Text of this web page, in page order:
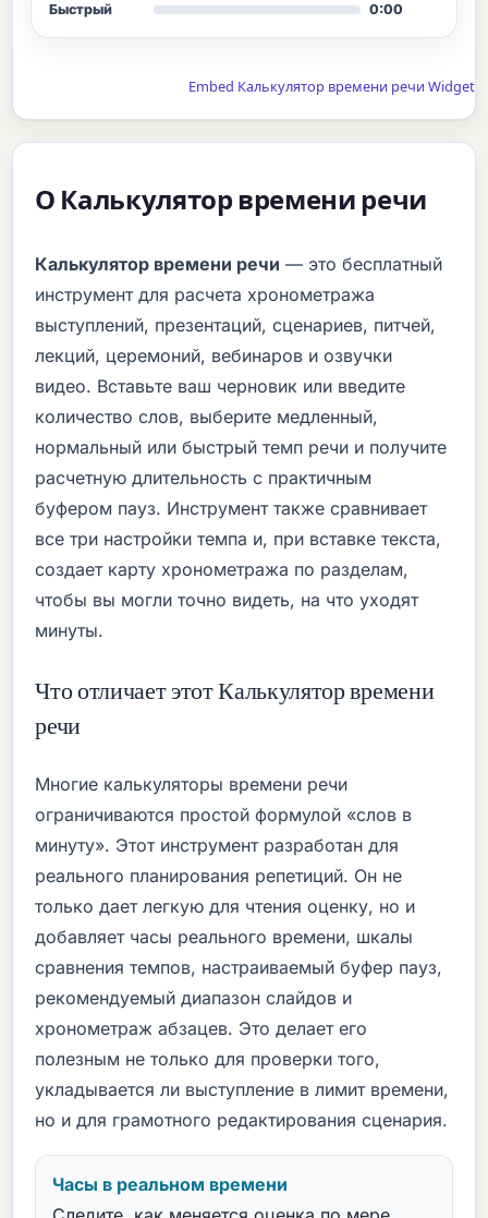
Быстрый
0:00
Embed Калькулятор времени речи Widget
О Калькулятор времени речи
Калькулятор времени речи — это бесплатный
инструмент для расчета хронометража
выступлений, презентаций, сценариев, питчей,
лекций, церемоний, вебинаров и озвучки
видео. Вставьте ваш черновик или введите
количество слов, выберите медленный,
нормальный или быстрый темп речи и получите
расчетную длительность с практичным
буфером пауз. Инструмент также сравнивает
все три настройки темпа и, при вставке текста,
создает карту хронометража по разделам,
чтобы вы могли точно видеть, на что уходят
минуты.
Что отличает этот Калькулятор времени
речи
Многие калькуляторы времени речи
ограничиваются простой формулой «слов в
минуту». Этот инструмент разработан для
реального планирования репетиций. Он не
только дает легкую для чтения оценку, но и
добавляет часы реального времени, шкалы
сравнения темпов, настраиваемый буфер пауз,
рекомендуемый диапазон слайдов и
хронометраж абзацев. Это делает его
полезным не только для проверки того,
укладывается ли выступление в лимит времени,
но и для грамотного редактирования сценария.
Часы в реальном времени